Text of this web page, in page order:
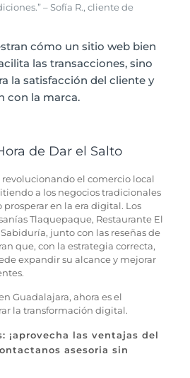
– Sofía R., cliente de
cómo un sitio web bien
las transacciones, sino
la satisfacción del cliente y
con la marca.
de Dar el Salto
revolucionando el comercio local
a los negocios tradicionales
prosperar en la era digital. Los
Tlaquepaque, Restaurante El
junto con las reseñas de
que, con la estrategia correcta,
expandir su alcance y mejorar
Guadalajara, ahora es el
la transformación digital.
¡aprovecha las ventajas del
asesoria sin